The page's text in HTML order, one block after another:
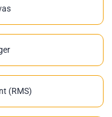
(RMS)